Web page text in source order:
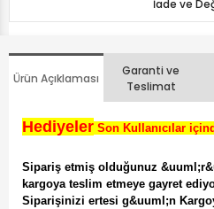
İade ve
Ürün Açıklaması
Garanti ve
Teslimat
Hediyeler Son Kullanıcılar
Sipariş etmiş olduğunuz
kargoya teslim etmeye gayret
Siparişinizi ertesi g&uuml;n